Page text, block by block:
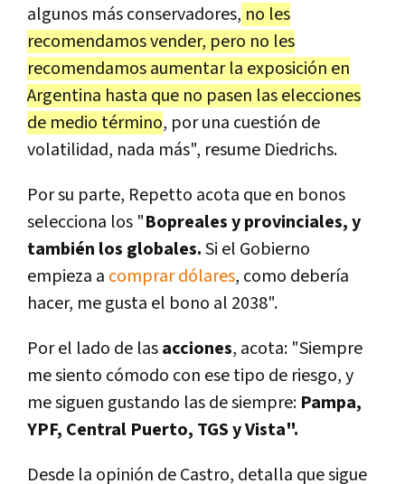
algunos más conservadores, no les
recomendamos vender, pero no les
recomendamos aumentar la exposición en
Argentina hasta que no pasen las elecciones
de medio término, por una cuestión de
volatilidad, nada más", resume Diedrichs.
Por su parte, Repetto acota que en bonos
selecciona los "Bopreales y provinciales, y
también los globales.Si el Gobierno
empieza a comprar dólares, como debería
hacer, me gusta el bono al 2038".
Por el lado de lasacciones, acota: "Siempre
me siento cómodo con ese tipo de riesgo, y
me siguen gustando las de siempre: Pampa,
YPF, Central Puerto, TGS y Vista".
Desde la opinión de Castro, detalla que sigue